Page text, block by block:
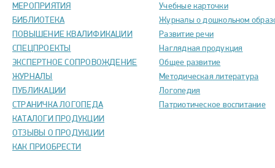
МЕРОПРИЯТИЯ
БИБЛИОТЕКА
ПОВЫШЕНИЕ КВАЛИФИКАЦИИ
СПЕЦПРОЕКТЫ
ЭКСПЕРТНОЕ СОПРОВОЖДЕНИЕ
ЖУРНАЛЫ
ПУБЛИКАЦИИ
СТРАНИЧКА ЛОГОПЕДА
КАТАЛОГИ ПРОДУКЦИИ
ОТЗЫВЫ О ПРОДУКЦИИ
КАК ПРИОБРЕСТИ
Учебные карточки
Журналы о дошкольном
Развитие речи
Наглядная продукция
Общее развитие
Методическая литература
Логопедия
Патриотическое воспитание